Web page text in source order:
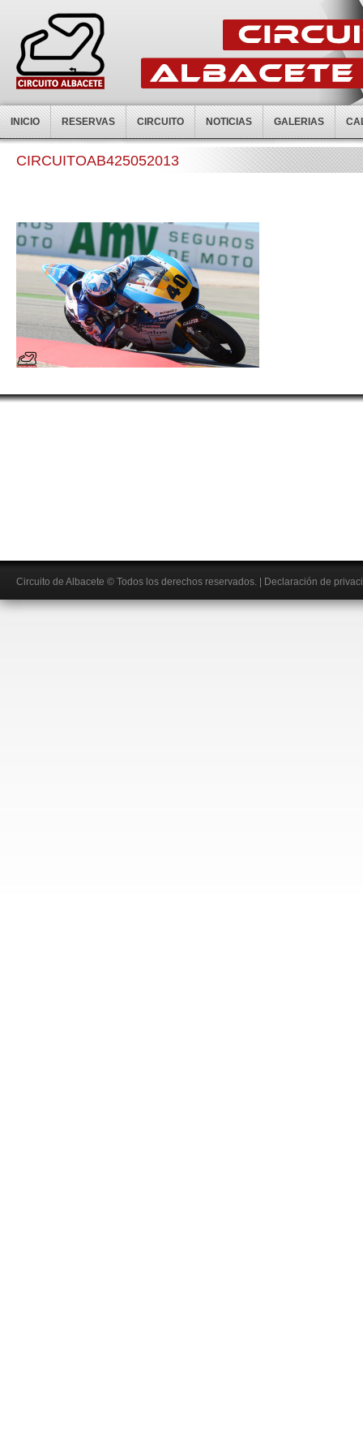
INICIO RESERVAS CIRCUITO NOTICIAS GALERIAS
CIRCUITOAB425052013
Circuito de Albacete © Todos los derechos reservados. Declaración de